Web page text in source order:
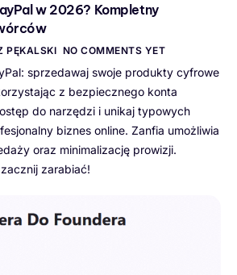
w 2026? Kompletny
PĘKALSKI NO COMMENTS YET
sprzedawaj swoje produkty cyfrowe
z bezpiecznego konta
do narzędzi i unikaj typowych
biznes online. Zanfia umożliwia
oraz minimalizację prowizji.
zarabiać!